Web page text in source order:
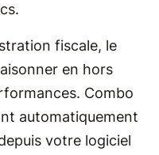
fiscale, le
en hors
Combo
automatiquement
votre logiciel